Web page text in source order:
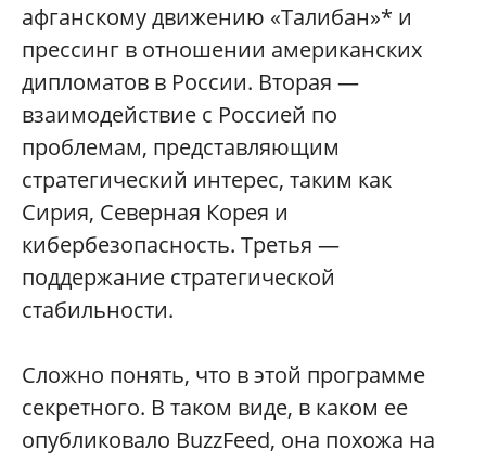
афганскому движению «Талибан»* и
прессинг в отношении американских
дипломатов в России. Вторая —
взаимодействие с Россией по
проблемам, представляющим
стратегический интерес, таким как
Сирия, Северная Корея и
кибербезопасность. Третья —
поддержание стратегической
стабильности.
Сложно понять, что в этой программе
секретного. В таком виде, в каком ее
опубликовало BuzzFeed, она похожа на